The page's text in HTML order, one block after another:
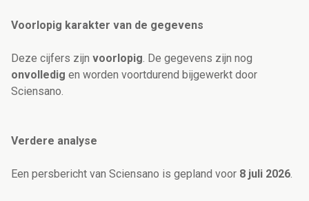
Voorlopig karakter van de gegevens
Deze cijfers zijn voorlopig. De gegevens zijn nog
onvolledig en worden voortdurend bijgewerkt door
Sciensano.
Verdere analyse
Een persbericht van Sciensano is gepland voor 8 juli 2026.